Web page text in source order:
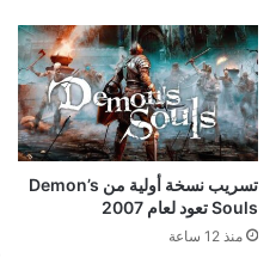
تسريب نسخة أولية من Demon’s
Souls تعود لعام 2007
منذ 12 ساعة